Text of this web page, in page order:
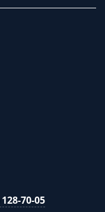
70-05